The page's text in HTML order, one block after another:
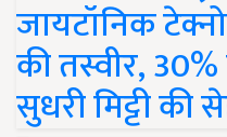
जायटॉनिक
की तस्वीर,
सुधरी मिट्टी की